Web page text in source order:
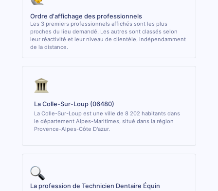
Ordre d'affichage des professionnels
Les 3 premiers professionnels affichés sont les plus
proches du lieu demandé. Les autres sont classés selon
leur réactivité et leur niveau de clientèle, indépendamment
de la distance.
La Colle-Sur-Loup (06480)
La Colle-Sur-Loup est une ville de 8 202 habitants dans
le département Alpes-Maritimes, situé dans la région
Provence-Alpes-Côte D'azur.
La profession de Technicien Dentaire Équin